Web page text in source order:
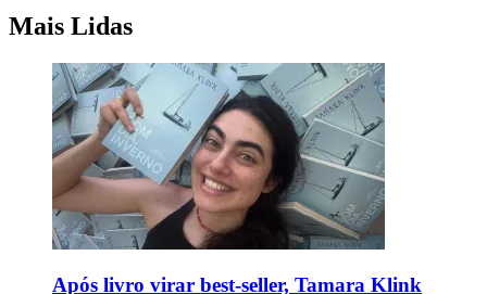
Mais Lidas
Após livro virar best-seller, Tamara Klink